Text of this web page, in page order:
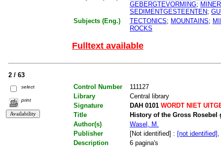
GEBERGTEVORMING;
SEDIMENTGESTEENTEN;
Subjects (Eng.)
TECTONICS; MOUNTAINS;
ROCKS
Fulltext available
2 / 63
select
print
Control Number
111127
Library
Central library
Signature
DAH 0101WORDT NIET
Title
History of the Gross
Author(s)
Wasel, M.
Publisher
[Not identified] : [not identified]
Description
6 pagina's